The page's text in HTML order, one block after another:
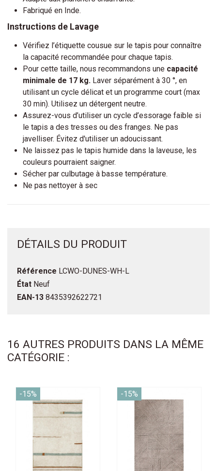
Fabriqué en Inde.
Instructions de Lavage
Vérifiez l’étiquette cousue sur le tapis pour connaître
la capacité recommandée pour chaque tapis.
Pour cette taille, nous recommandons une capacité
minimale de 17 kg. Laver séparément à 30 °, en
utilisant un cycle délicat et un programme court (max
30 min). Utilisez un détergent neutre.
Assurez-vous d’utiliser un cycle d’essorage faible si
le tapis a des tresses ou des franges. Ne pas
javelliser. Évitez d'utiliser un adoucissant.
Ne laissez pas le tapis humide dans la laveuse, les
couleurs pourraient saigner.
Sécher par culbutage à basse température.
Ne pas nettoyer à sec
DÉTAILS DU PRODUIT
Référence LCWO-DUNES-WH-L
État Neuf
EAN-13 8435392622721
16 AUTRES PRODUITS DANS LA MÊME
CATÉGORIE :
-15% -15%